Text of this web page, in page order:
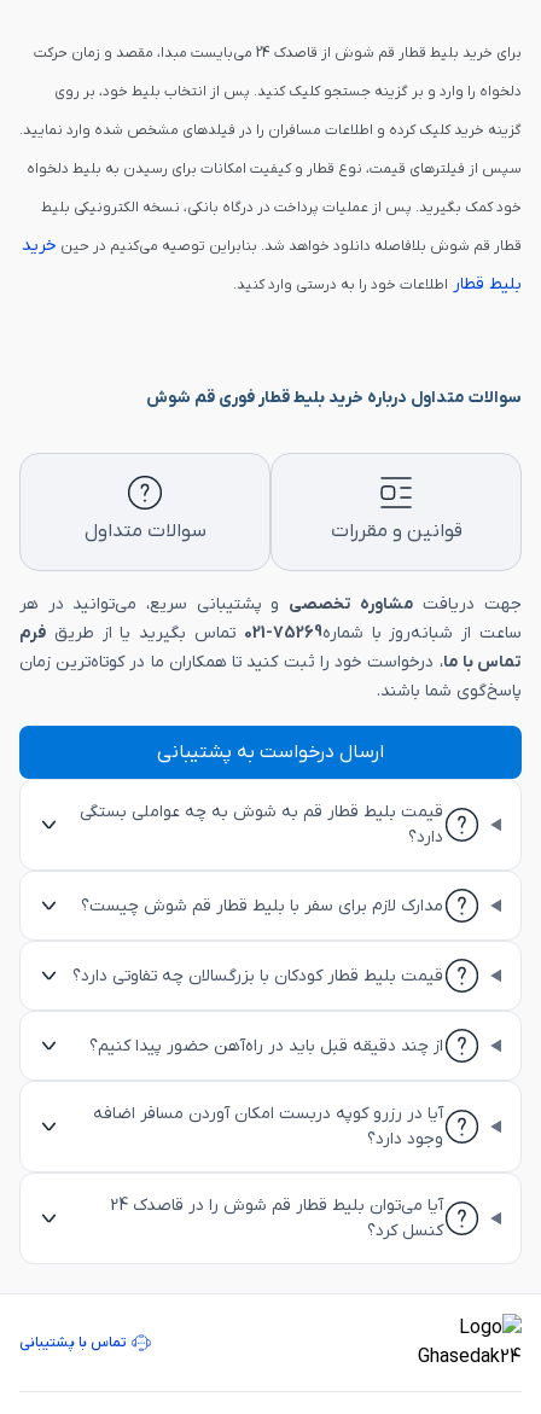
برای خرید بلیط قطار قم شوش از قاصدک 24 می‌بایست مبدا، مقصد و زمان حرکت
دلخواه را وارد و بر گزینه جستجو کلیک کنید. پس از انتخاب بلیط خود، بر روی
گزینه خرید کلیک کرده و اطلاعات مسافران را در فیلدهای مشخص شده وارد نمایید.
سپس از فیلترهای قیمت، نوع قطار و کیفیت امکانات برای رسیدن به بلیط دلخواه
خود کمک بگیرید. پس از عملیات پرداخت در درگاه بانکی، نسخه الکترونیکی بلیط
قطار قم شوش بلافاصله دانلود خواهد شد. بنابراین توصیه می‌کنیم در حین خرید
بلیط قطار اطلاعات خود را به درستی وارد کنید.
سوالات متداول درباره خرید بلیط قطار فوری قم شوش
قوانین و مقررات سوالات متداول
جهت دریافت مشاوره تخصصی و پشتیبانی سریع، می‌توانید در هر
ساعت از شبانه‌روز با شماره75269-021 تماس بگیرید یا از طریق فرم
تماس با ما، درخواست خود را ثبت کنید تا همکاران ما در کوتاه‌ترین زمان
پاسخ‌گوی شما باشند.
ارسال درخواست به پشتیبانی
قیمت بلیط قطار قم به شوش به چه عواملی بستگی
دارد؟
مدارک لازم برای سفر با بلیط قطار قم شوش چیست؟
قیمت بلیط قطار کودکان با بزرگسالان چه تفاوتی دارد؟
از چند دقیقه قبل باید در راه‌آهن حضور پیدا کنیم؟
آیا در رزرو کوپه دربست امکان آوردن مسافر اضافه
وجود دارد؟
آیا می‌توان بلیط قطار قم شوش را در قاصدک 24
کنسل کرد؟
تماس با پشتیبانی